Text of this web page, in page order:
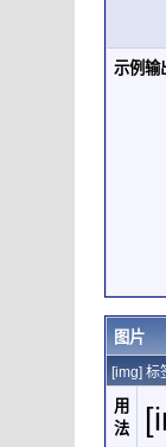
示例输
图片
[img] 标
用
法